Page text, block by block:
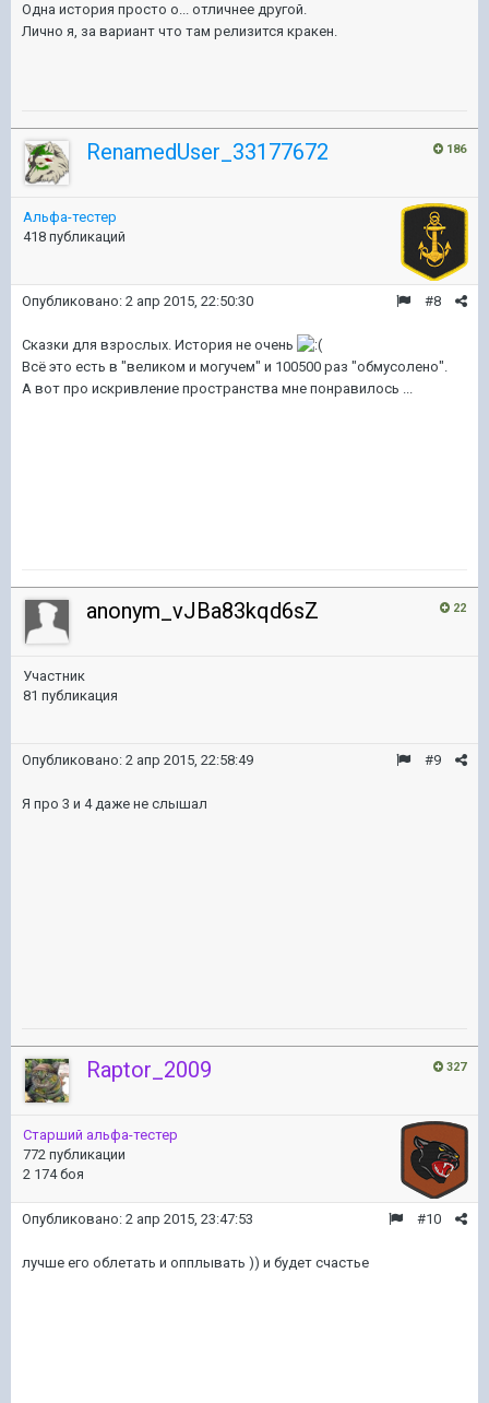
Одна история просто о... отличнее другой.
Лично я, за вариант что там релизится кракен.
186
RenamedUser_33177672
Альфа-тестер
418 публикаций
#8
Опубликовано: 2 апр 2015, 22:50:30
Сказки для взрослых. История не очень
Всё это есть в "великом и могучем" и 100500 раз "обмусолено".
А вот про искривление пространства мне понравилось ...
22
anonym_vJBa83kqd6sZ
Участник
81 публикация
#9
Опубликовано: 2 апр 2015, 22:58:49
Я про 3 и 4 даже не слышал
327
Raptor_2009
Старший альфа-тестер
772 публикации
2 174 боя
#10
Опубликовано: 2 апр 2015, 23:47:53
лучше его облетать и опплывать )) и будет счастье